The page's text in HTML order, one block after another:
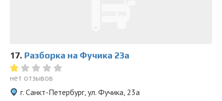
17. Разборка на Фучика 23а
нет отзывов
г. Санкт-Петербург, ул. Фучика, 23а